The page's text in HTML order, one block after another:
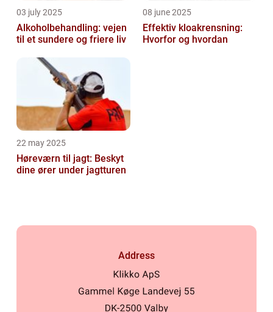
03 july 2025
Alkoholbehandling: vejen
til et sundere og friere liv
08 june 2025
Effektiv kloakrensning:
Hvorfor og hvordan
22 may 2025
Høreværn til jagt: Beskyt
dine ører under jagtturen
Address